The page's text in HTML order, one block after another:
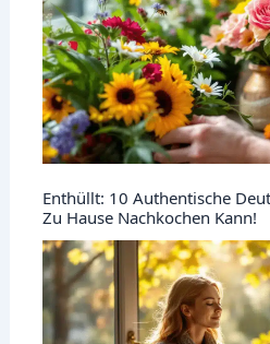
Enthüllt: 10 Authentische
Zu Hause Nachkochen Kann!